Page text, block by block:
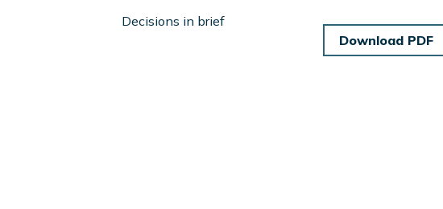
LeftDecisions in brief
Download PDF